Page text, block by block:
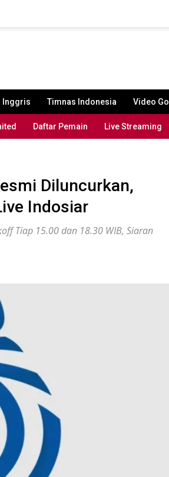
Inggris Timnas Indonesia Video Gol
Daftar Pemain Live Streaming
Diluncurkan,
Indosiar
Tiap 15.00 dan 18.30 WIB, Siaran